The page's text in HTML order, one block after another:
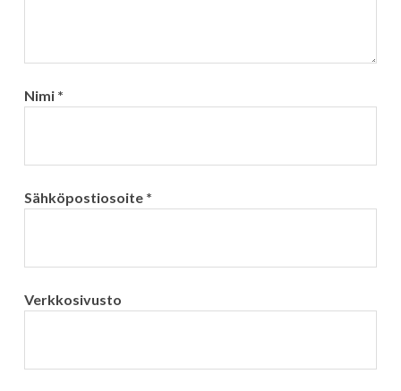
Nimi *
Sähköpostiosoite *
Verkkosivusto